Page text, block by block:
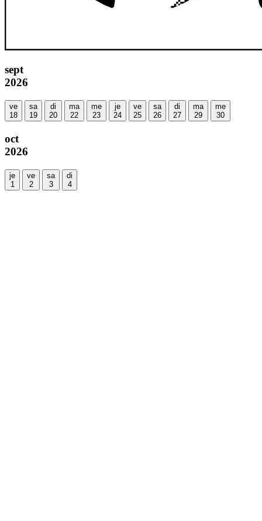
sept
2026
ve
18
sa
19
di
20
ma
22
me
23
je
24
ve
25
sa
26
di
27
ma
29
me
30
oct
2026
je
1
ve
2
sa
3
di
4